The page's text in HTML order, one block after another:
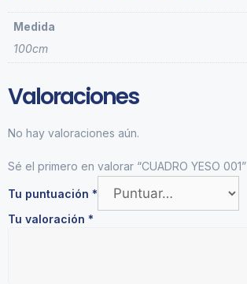
Medida
100cm
Valoraciones
No hay valoraciones aún.
Sé el primero en valorar “CUADRO YESO 001”
Tu puntuación *
Tu valoración *